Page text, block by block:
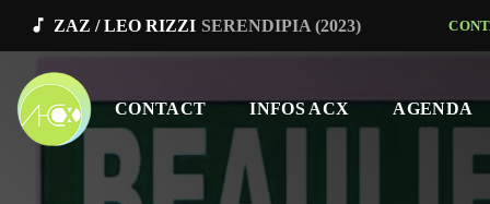
music_note ZAZ / LEO RIZZI SERENDIPIA (2023)
CONTACT INFOS ACX AGENDA